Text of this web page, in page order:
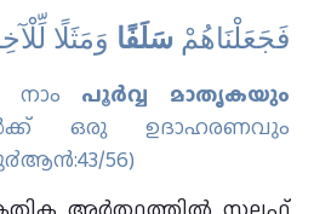
فَجَعَلْنَاهُمْ سَلَفًا وَمَثَلًا
നാം പൂർവ്വ മാതൃകയും
ഒരു ഉദാഹരണവും
56)